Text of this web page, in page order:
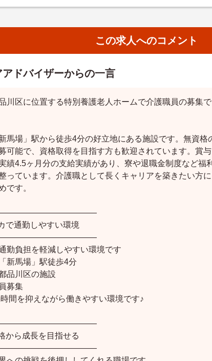
この求人へのコメント
アドバイザーからの一言
川区に位置する特別養護老人ホームで介護職員の募集で
馬場」駅から徒歩4分の好立地にある施設です。無資格
可能で、資格取得を目指す方も歓迎されています。賞与
績4.5ヶ月分の支給実績があり、寮や退職金制度など福利
っています。介護職として長くキャリアを築きたい方に
です。
で通勤しやすい環境
勤負担を軽減しやすい環境です
新馬場」駅徒歩4分
品川区の施設
募集
間を抑えながら働きやすい環境です♪
から成長を目指せる